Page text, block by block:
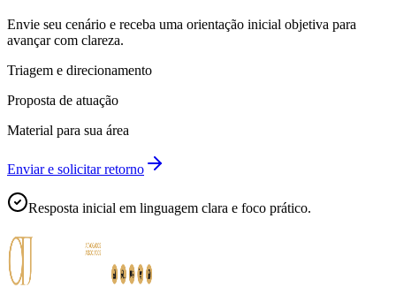
Envie seu cenário e receba uma orientação inicial objetiva para
avançar com clareza.
Triagem e direcionamento
Proposta de atuação
Material para sua área
Enviar e solicitar retorno
Resposta inicial em linguagem clara e foco prático.